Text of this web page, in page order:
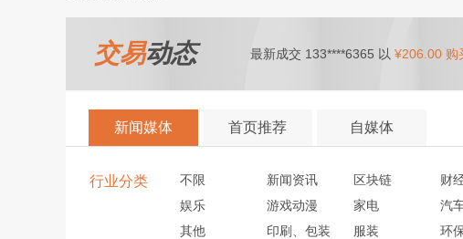
交易动态 最新成交 133****6365 以 ¥206.00 购
新闻媒体 首页推荐 自媒体
行业分类 不限 新闻资讯 区块链 财
娱乐
游戏动漫 家电 汽
其他
印刷、包装 服装 环